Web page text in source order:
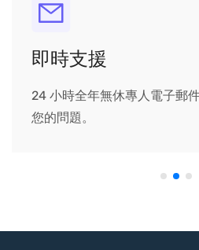
即時支援
24 小時全年無休專人電子郵
您的問題。